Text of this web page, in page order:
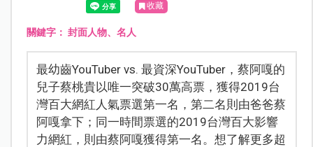
收藏
關鍵字： 封面人物、名人
最幼齒YouTuber vs. 最資深YouTuber，蔡阿嘎的
兒子蔡桃貴以唯一突破30萬高票，獲得2019台
灣百大網紅人氣票選第一名，第二名則由爸爸蔡
阿嘎拿下；同一時間票選的2019台灣百大影響
力網紅，則由蔡阿嘎獲得第一名。想了解更多超